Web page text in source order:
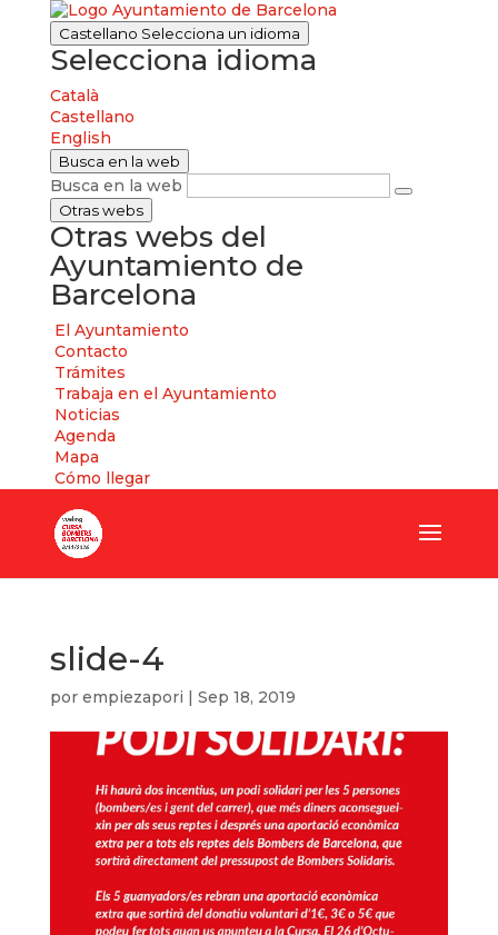
Castellano Selecciona un idioma
Selecciona idioma
Català
Castellano
English
Busca en la web
Busca en la web
Otras webs
Otras webs del
Ayuntamiento de
Barcelona
El Ayuntamiento
Contacto
Trámites
Trabaja en el Ayuntamiento
Noticias
Agenda
Mapa
Cómo llegar
slide-4
por empiezapori | Sep 18, 2019